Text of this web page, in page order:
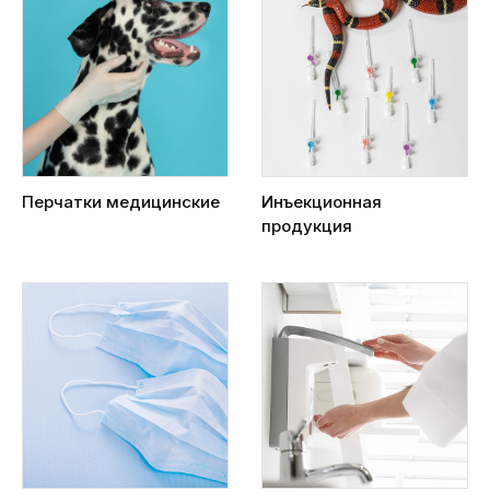
Перчатки медицинские
Инъекционная
продукция